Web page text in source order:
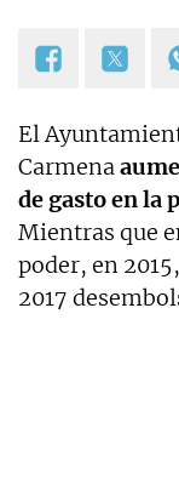
El
Carmena
de gasto en la
Mientras que
poder, en
2017